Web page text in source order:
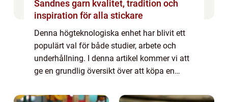
Sandnes garn kvalitet, tradition och
inspiration för alla stickare
Denna högteknologiska enhet har blivit ett
populärt val för både studier, arbete och
underhållning. I denna artikel kommer vi att
ge en grundlig översikt över att köpa en
modeller, kvantitativa mätningar, diskute...